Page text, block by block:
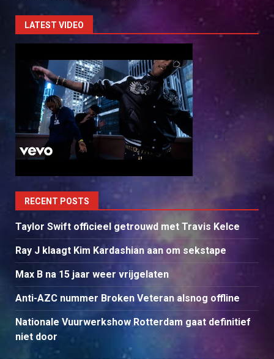
LATEST VIDEO
RECENT POSTS
Taylor Swift officieel getrouwd met Travis Kelce
Ray J klaagt Kim Kardashian aan om sekstape
Max B na 15 jaar weer vrijgelaten
Anti-AZC nummer Broken Veteran alsnog offline
Nationale Vuurwerkshow Rotterdam gaat definitief
niet door